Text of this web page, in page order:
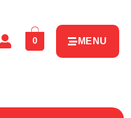
0 MENU